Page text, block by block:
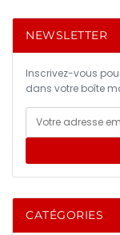
NEWSLETTER
Inscrivez-vous
dans votre boîte
CATÉGORIES